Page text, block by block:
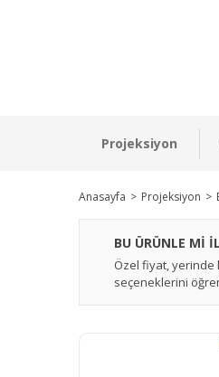
Projeksiyon
Anasayfa Projeksiyon
BU ÜRÜNLE Mİ
Özel fiyat,
seçeneklerini